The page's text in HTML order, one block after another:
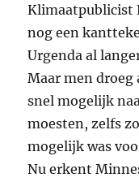
Klimaatpublicist
nog een
Urgenda al
Maar men
snel mogelijk
moesten, zelfs
mogelijk was
Nu erkent